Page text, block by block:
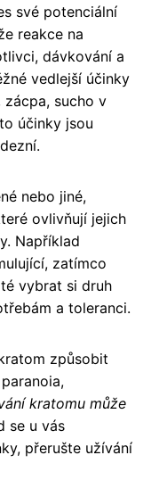
své potenciální
reakce na
dávkování a
vedlejší účinky
sucho v
účinky jsou
nebo jiné,
ovlivňují jejich
Například
zatímco
vybrat si druh
a toleranci.
způsobit
kratomu může
se u vás
přerušte užívání